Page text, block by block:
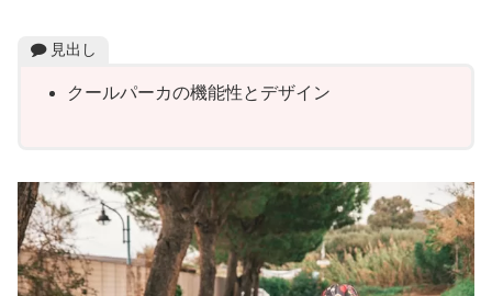
見出し
クールパーカの機能性とデザイン